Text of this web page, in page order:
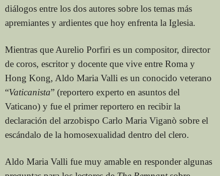
diálogos entre los dos autores sobre los temas más
apremiantes y ardientes que hoy enfrenta la Iglesia.
Mientras que Aurelio Porfiri es un compositor, director
de coros, escritor y docente que vive entre Roma y
Hong Kong, Aldo Maria Valli es un conocido veterano
“Vaticanista” (reportero experto en asuntos del
Vaticano) y fue el primer reportero en recibir la
declaración del arzobispo Carlo Maria Viganò sobre el
escándalo de la homosexualidad dentro del clero.
Aldo Maria Valli fue muy amable en responder algunas